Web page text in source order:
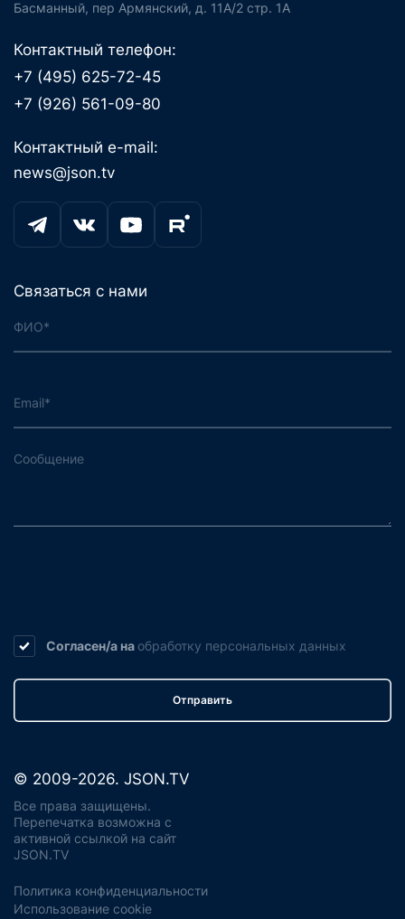
Басманный, пер Армянский, д. 11А/2 стр. 1А
Контактный телефон:
+7 (495) 625-72-45
+7 (926) 561-09-80
Контактный e-mail:
news@json.tv
Связаться с нами
Согласен/а на обработку персональных данных
Отправить
© 2009-2026. JSON.TV
Все права защищены.
Перепечатка возможна с
активной ссылкой на сайт
JSON.TV
Политика конфиденциальности
Использование cookie